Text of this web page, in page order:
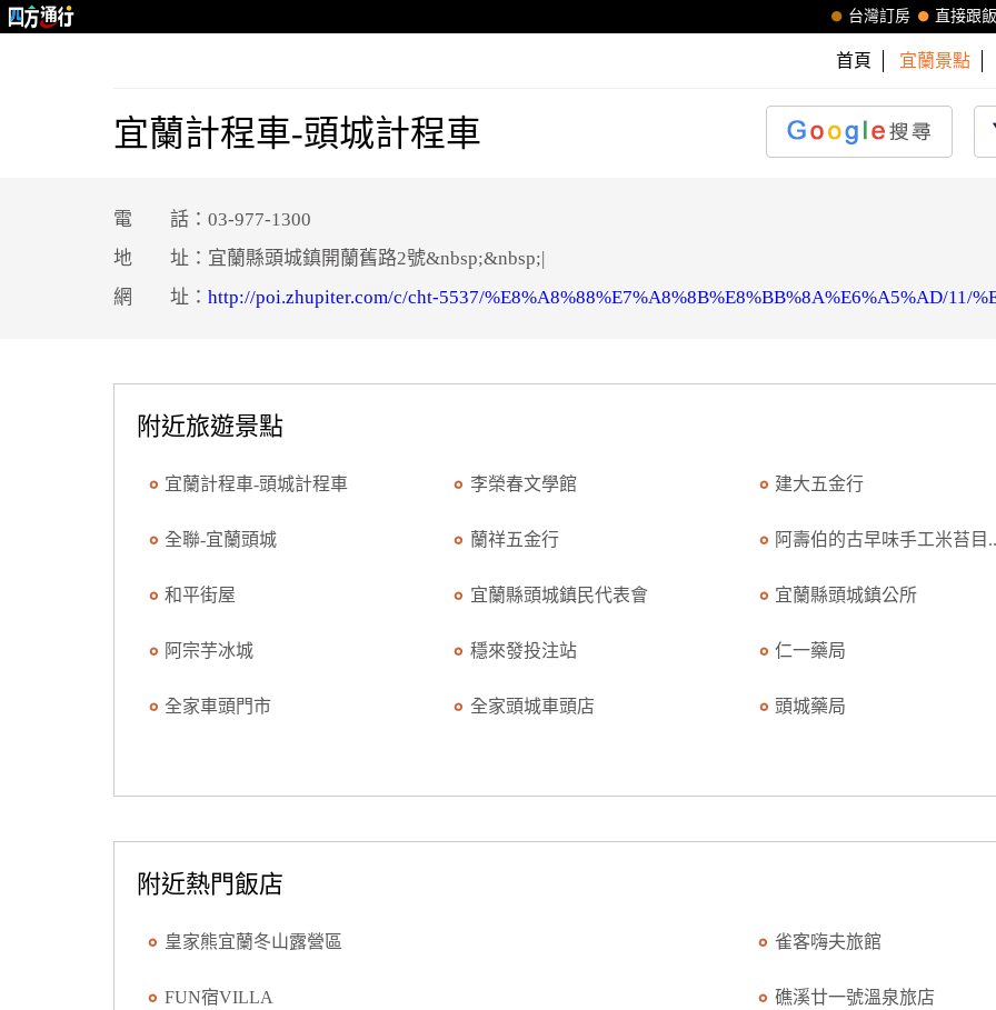
直接跟
台灣訂房
首頁 宜蘭景點
宜蘭計程車-頭城計程車
電 話：03-977-1300
地 址：宜蘭縣頭城鎮開蘭舊路2號&nbsp;&nbsp;|
網 址： http://poi.zhupiter.com/c/cht-5537/%E8%A8%88%E7%A8%8B%E8%BB%8A%E6%A5%AD/11/
附近旅遊景點
宜蘭計程車-頭城計程車 李榮春文學館 建大五金行
全聯-宜蘭頭城 蘭祥五金行 阿壽伯的古早味手工米苔目
和平街屋 宜蘭縣頭城鎮民代表會 宜蘭縣頭城鎮公所
阿宗芋冰城 穩來發投注站 仁一藥局
全家車頭門市 全家頭城車頭店 頭城藥局
附近熱門飯店
皇家熊宜蘭冬山露營區 雀客嗨夫旅館
FUN宿VILLA 礁溪廿一號溫泉旅店